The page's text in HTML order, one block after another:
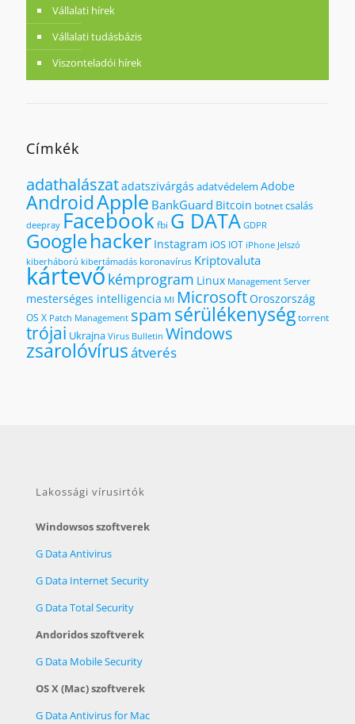
Vállalati hírek
Vállalati tudásbázis
Viszonteladói hírek
Címkék
adathalászatadatszivárgás adatvédelem Adobe
AndroidApple BankGuard Bitcoin botnetcsalás
deepray Facebookfbi G DATA GDPR
Googlehacker Instagram iOS IOT iPhone Jelszó
kiberháború kibertámadás koronavírus Kriptovaluta
kártevő kémprogram Linux Management Server
mesterséges intelligencia MI MicrosoftOroszország
OS X Patch Management spam sérülékenységtorrent
trójai Ukrajna Virus Bulletin Windows
zsarolóvírusátverés
Lakossági vírusirtók
Windowsos szoftverek
G Data Antivirus
G Data Internet Security
G Data Total Security
Andoridos szoftverek
G Data Mobile Security
OS X (Mac) szoftverek
G Data Antivirus for Mac